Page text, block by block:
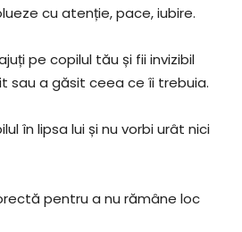
cu atenție, pace, iubire.
pe copilul tău și fii invizibil
sau a găsit ceea ce îi trebuia.
în lipsa lui și nu vorbi urât nici
pentru a nu rămâne loc